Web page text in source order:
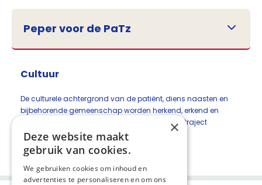
Peper voor de PaTz
Cultuur
De culturele achtergrond van de patiënt, diens naasten en
bijbehorende gemeenschap worden herkend, erkend en
verkend en gerespecteerd gedurende het zorgtraject
Deel deze pagina:
×
Deze website maakt
gebruik van cookies.
We gebruiken cookies om inhoud en
advertenties te personaliseren en om ons